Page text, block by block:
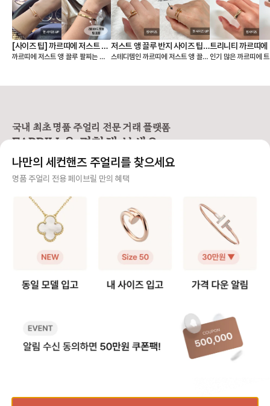
[사이즈 팁] 까르띠에 저스트 앵
끌루 팔찌, 여리여리 핏은 이렇
까르띠에 저스트 앵 끌루 팔찌는 얇
손목에 밀착되는 디자인이라, 사이즈
씬 쉬워져요. • 어떤 모델을 살 것인
지 (스몰 or 클래식) • 레이어드까지
❶ 스몰(sm) 모델 얇고 손목을 가볍
디자인으로 너무 헐거우면 특유의 라
는 정도가 좋습니다. ✔️ 내 손목 둘레
에서 한 사이즈 크게 선택을 추천해
요. 👉 예: 손목 둘레 14cm → 15
몰보다 두께감이 확실히 느껴지는 타
존재감 있는 팔찌를 찾는 분들이 선
꺼워 한 사이즈만 업하면 손목이 답
답해 보이거나, 시각적으로 꽉 끼어
6호 추천 [레이어드 착용 여부에 따
할 예정이라면 두 팔찌가 손목에서
저스트 앵 끌루 반지 사이즈 팁,
착샷
스테디템인 까르띠에 저스트 앵 끌루
은 못을 굽혀 만든 형태가 특징이라
스테디셀러로 꾸준히 사랑받고 있어
요. [사이즈 선택 가이드] ❶ 한 사이
정사이즈로 착용하면 헤드 부분이 손
타이트하게 맞추면 못 머리 부분이
택합니다. 예: 평소 51호 착용 → 저
스트 앵 끌루 52호 추천 ❷ 손가락
컨디션 고려 🧐 손가락 굵기는 계절,
체온, 붓기에 따라 달라질 수 있어
지고, 오후에는 여유가 생기는 편이
면 전체적인 착용감이 더 편안해요.
❸ 사이즈 조정 범위는 ±1호 💍 저
즈 내외에서 조정하는 경우가 많아
요. 추후 리사이징을 고려한다면 구
매 전 조정 가능 범위를 확인하는 것
이 안전합니다. 💡 페이브릴 Tip) 못
머리 눌림 없이 편하고 예쁜 실루엣
트리니티 까르띠에
팁, 착샷
인기 많은 까르띠에
우골드, 화이트골드,
맞물려 돌아가는 디
적으로 평소 사이즈와
즈를 가장 먼저 추천해요. 다만
락에 살이 있는 편이
하게 튀어나와 보일
예: 평소 49호 착용 👉 트리니
는 편이다 → 트리니
천 ❷ 손가락 컨디션 고려 손가락 굵
에 따라 사이즈를 결
여름보다는 겨울에
있어요 - 오전보다는
느껴질 수 있어요 ❸ 사이즈 조정 ±
1 사이즈 가능 트리니
국내 최초 명품 주얼리 전문 거래 플랫폼
FABRILL을 경험해 보세요.
사기 걱정 없는 안전 결제
니면 반환해 드려요.
주얼리 전문 이중 검수
주얼리 검수에 특화된 페이브릴 검수팀과 전문 감정사가 컨디션 및 정품 여부를 철저하고 꼼꼼하
게 확인해요.
주얼리 전문 지식을 토대로 사이즈, 가격대 등 주얼리를 거래하며 궁금할 수 있는 내용에 대한 밀
빠르고 확실한 물품 이동 과정
최적화된 검수 시스템으로 빠르고 효율적으로 물품이 이동될 뿐만 아니라, 이동 과정마다 알림톡
및 이미지로 확실하게 안내해 드려요.
나만의 세컨핸즈 주얼리를 찾으세요
명품 주얼리 전용 페이브릴 만의 혜택